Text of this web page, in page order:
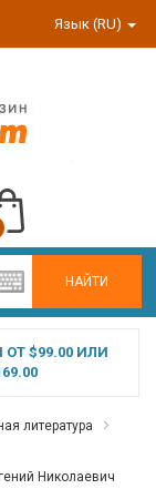
Язык (RU)
НАЙТИ
$99.00 ИЛИ
литература
Николаевич